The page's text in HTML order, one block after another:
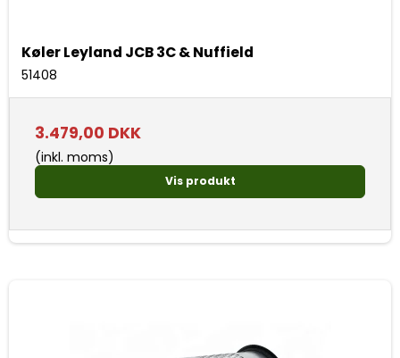
Køler Leyland JCB 3C & Nuffield
51408
3.479,00 DKK
(inkl. moms)
Vis produkt